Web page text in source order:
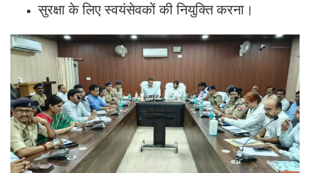
सुरक्षा के लिए स्वयंसेवकों की नियुक्ति करना।